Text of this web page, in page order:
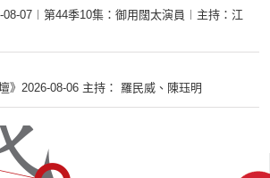
08-07︱第44季10集：御用闊太演員︱主持：江
》2026-08-06 主持： 羅民威、陳珏明